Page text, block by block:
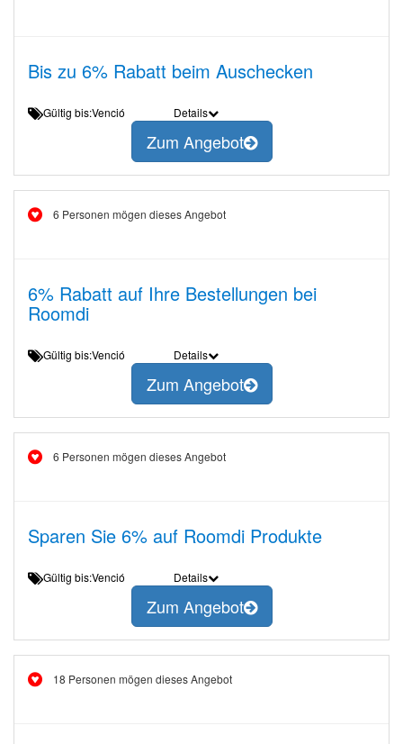
Bis zu 6% Rabatt beim Auschecken
Gültig bis:Venció Details
Zum Angebot
6 Personen mögen dieses Angebot
6% Rabatt auf Ihre Bestellungen bei
Roomdi
Gültig bis:Venció Details
Zum Angebot
6 Personen mögen dieses Angebot
Sparen Sie 6% auf Roomdi Produkte
Gültig bis:Venció Details
Zum Angebot
18 Personen mögen dieses Angebot